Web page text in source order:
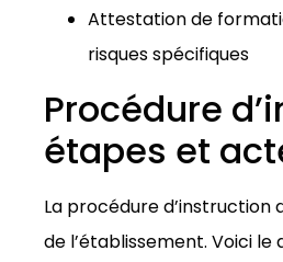
Attestation de
risques spécifiques
Procédure
étapes et
La procédure
de l’établissement. Voici